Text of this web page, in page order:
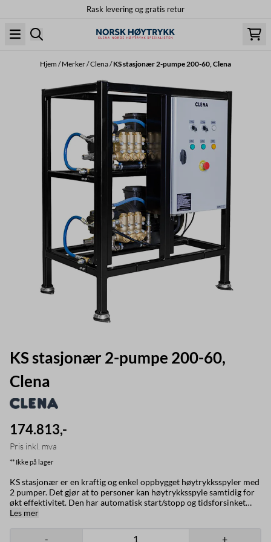
Rask levering og gratis retur
Hjem /Merker/Clena/KS stasjonær 2-pumpe 200-60, Clena
KS stasjonær 2-pumpe 200-60,
Clena
174.813,-
Pris inkl. mva
** Ikke på lager
KS stasjonær er en kraftig og enkel oppbygget høytrykksspyler med
2 pumper. Det gjør at to personer kan høytrykksspyle samtidig for
økt effektivitet. Den har automatisk start/stopp og tidsforsinket
stopp. Den kan også leveres med softstart. Høytrykksspyleren er
Les mer
- +